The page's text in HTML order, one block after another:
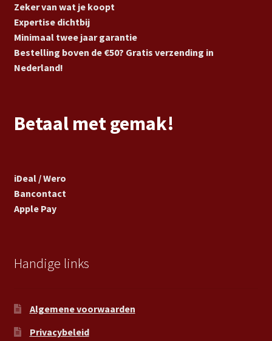
Zeker van wat je koopt
Expertise dichtbij
Minimaal twee jaar garantie
Bestelling boven de €50? Gratis verzending in
Nederland!
Betaal met gemak!
iDeal / Wero
Bancontact
Apple Pay
Handige links
Algemene voorwaarden
Privacybeleid